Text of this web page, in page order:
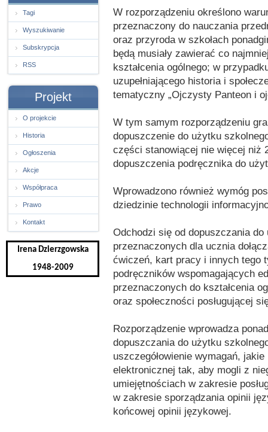
Tagi
Wyszukiwanie
Subskrypcja
RSS
Projekt
O projekcie
Historia
Ogłoszenia
Akcje
Współpraca
Prawo
Kontakt
Irena Dzierzgowska
1948-2009
W rozporządzeniu określono
przeznaczony do nauczania
oraz przyroda w szkołach
będą musiały zawierać co
kształcenia ogólnego; w
uzupełniającego historia i
tematyczny „Ojczysty Panteon i
W tym samym rozporządzeniu
dopuszczenie do użytku
części stanowiącej nie więcej niż
dopuszczenia podręcznika do
Wprowadzono również wymóg
dziedzinie technologii
Odchodzi się od dopuszczania
przeznaczonych dla ucznia
ćwiczeń, kart pracy i innych tego
podręczników wspomagających
przeznaczonych do kształcenia
oraz społeczności posługującej
Rozporządzenie wprowadza
dopuszczania do użytku
uszczegółowienie wymagań,
elektronicznej tak, aby mogli z
umiejętnościach w zakresie
w zakresie sporządzania opinii
końcowej opinii językowej.